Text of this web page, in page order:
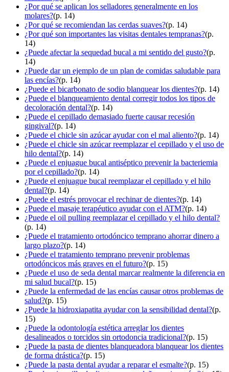
¿Por qué se aplican los selladores generalmente en los
molares?(p. 14)
¿Por qué se recomiendan las cerdas suaves?(p. 14)
¿Por qué son importantes las visitas dentales tempranas?(p.
14)
¿Puede afectar la sequedad bucal a mi sentido del gusto?(p.
14)
¿Puede dar un ejemplo de un plan de comidas saludable para
las encías?(p. 14)
¿Puede el bicarbonato de sodio blanquear los dientes?(p. 14)
¿Puede el blanqueamiento dental corregir todos los tipos de
decoloración dental?(p. 14)
¿Puede el cepillado demasiado fuerte causar recesión
gingival?(p. 14)
¿Puede el chicle sin azúcar ayudar con el mal aliento?(p. 14)
¿Puede el chicle sin azúcar reemplazar el cepillado y el uso de
hilo dental?(p. 14)
¿Puede el enjuague bucal antiséptico prevenir la bacteriemia
por el cepillado?(p. 14)
¿Puede el enjuague bucal reemplazar el cepillado y el hilo
dental?(p. 14)
¿Puede el estrés provocar el rechinar de dientes?(p. 14)
¿Puede el masaje terapéutico ayudar con el ATM?(p. 14)
¿Puede el oil pulling reemplazar el cepillado y el hilo dental?
(p. 14)
¿Puede el tratamiento ortodóncico temprano ahorrar dinero a
largo plazo?(p. 14)
¿Puede el tratamiento temprano prevenir problemas
ortodóncicos más graves en el futuro?(p. 15)
¿Puede el uso de seda dental marcar realmente la diferencia en
mi salud bucal?(p. 15)
¿Puede la enfermedad de las encías causar otros problemas de
salud?(p. 15)
¿Puede la hidroxiapatita ayudar con la sensibilidad dental?(p.
15)
¿Puede la odontología estética arreglar los dientes
desalineados o torcidos sin ortodoncia tradicional?(p. 15)
¿Puede la pasta de dientes blanqueadora blanquear los dientes
de forma drástica?(p. 15)
¿Puede la pasta dental ayudar a reparar el esmalte?(p. 15)